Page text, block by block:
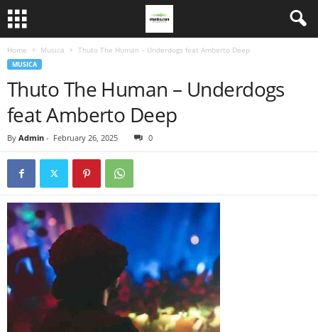
Home Musica Thuto The Human – Underdogs feat Amberto Deep
MUSICA
Thuto The Human – Underdogs
feat Amberto Deep
By Admin - February 26, 2025 0